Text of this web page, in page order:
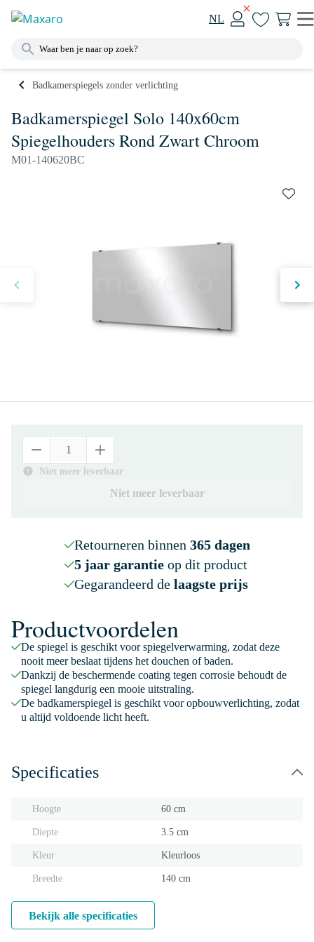
NL
Badkamerspiegels zonder verlichting
Badkamerspiegel Solo 140x60cm
Spiegelhouders Rond Zwart Chroom
M01-140620BC
Niet meer leverbaar
Niet meer leverbaar
Retourneren binnen 365 dagen
5 jaar garantieop dit product
Gegarandeerd de laagste prijs
Productvoordelen
De spiegel is geschikt voor spiegelverwarming, zodat deze
nooit meer beslaat tijdens het douchen of baden.
Dankzij de beschermende coating tegen corrosie behoudt de
spiegel langdurig een mooie uitstraling.
De badkamerspiegel is geschikt voor opbouwverlichting, zodat
u altijd voldoende licht heeft.
Specificaties
Hoogte 60 cm
Diepte 3.5 cm
Kleur Kleurloos
Breedte 140 cm
Bekijk alle specificaties